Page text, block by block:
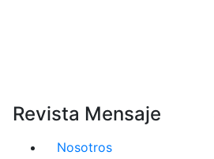
Revista Mensaje
Nosotros